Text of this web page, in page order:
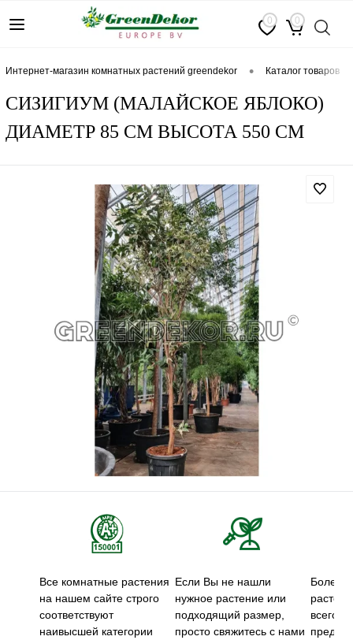
0 0
интернет-магазин комнатных растений greendekor • каталог товаров
СИЗИГИУМ (МАЛАЙСКОЕ ЯБЛОКО)
ДИАМЕТР 85 СМ ВЫСОТА 550 СМ
Все комнатные растения
на нашем сайте строго
соответствуют
наивысшей категории
Если Вы не нашли
нужное растение или
подходящий размер,
просто свяжитесь с нами
Более
всего